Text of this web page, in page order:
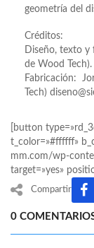
geometría del
Créditos:
Diseño, texto y
de Wood Tech).
Fabricación:
Tech)
[button
t_color=»#ffffff»
mm.com/wp-
target=»yes»
Compartir
0